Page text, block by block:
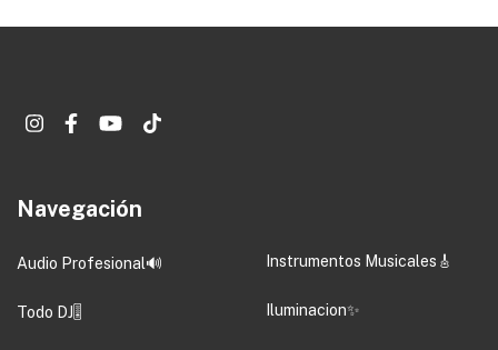
Navegación
Audio Profesional🔊 Instrumentos Musicales🎸
Todo DJ🎚️ Iluminacion✨